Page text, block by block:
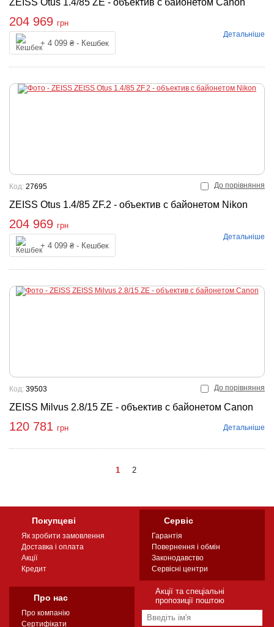
ZEISS Otus 1.4/85 ZE - объектив с байонетом Canon
204 969 грн
+ 4 099 ₴ - Кешбек
Купити Детальніше
До порівняння
ZEISS Otus 1.4/85 ZF.2 - объектив с байонетом Nikon
Код: 27695
204 969 грн
+ 4 099 ₴ - Кешбек
Купити Детальніше
До порівняння
ZEISS Milvus 2.8/15 ZE - объектив с байонетом Canon
Код: 39503
120 781 грн Детальніше
1 2
Покупцеві
Як зробити замовлення
Доставка і оплата
Акції
Кредит
Сервіс
Гарантія
Повернення і обмін
Законодавство
Сервісні центри
Про нас
Про компанію
Сертифікати
Акції та спеціальні
пропозиції поштою